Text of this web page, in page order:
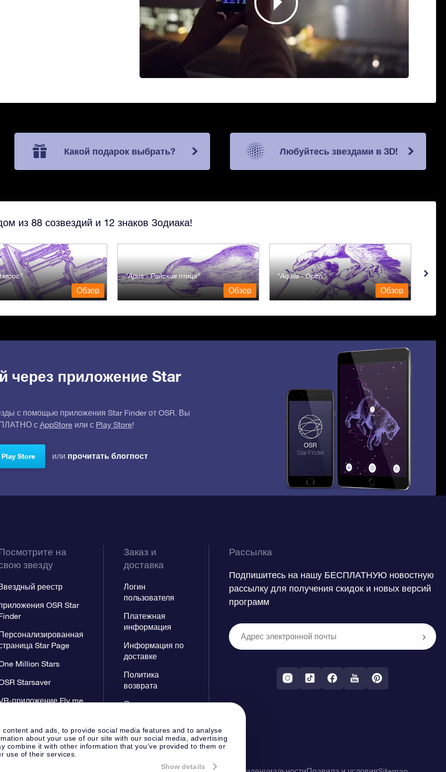
and ads, to provide social media features and to analyse
about your use of our site with our social media, advertising
combine it with other information that you’ve provided to them or
use of their services.
Show details
Какой подарок выбрать? Любуйтесь звездами в 3D!
из 88 созвездий и 12 знаков Зодиака!
Обзор
Apus - Райская птица
Обзор
Aquila - Орел
Обзор
через приложение Star
с помощью приложения Star Finder от OSR. Вы
с AppStore или с Play Store!
Store или прочитать блогпост
на
звезду
реестр
OSR Star
Star Page
Million Stars
Starsaver
приложение Fly me
Заказ и
доставка
Логин
пользователя
Платежная
информация
Информация по
доставке
Политика
возврата
Созвездиях
Рассылка
Подпишитесь на нашу БЕСПЛАТНУЮ новостную
рассылку для получения скидок и новых версий
программ